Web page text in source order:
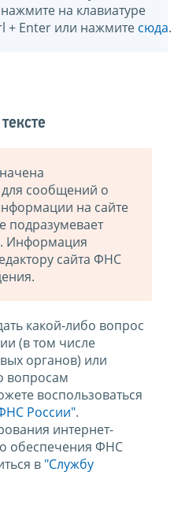
на клавиатуре
+ Enter или нажмите сюда.
сообщений о
на сайте
подразумевает
Информация
сайта ФНС
какой-либо вопрос
(в том числе
органов) или
вопросам
воспользоваться
России".
интернет-
обеспечения ФНС
в "Службу